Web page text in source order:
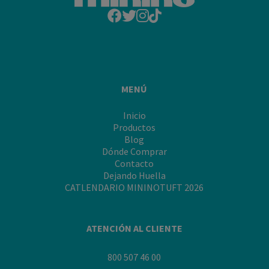
MENÚ
Inicio
Productos
Blog
Dónde Comprar
Contacto
Dejando Huella
CATLENDARIO MININOTUFT 2026
ATENCIÓN AL CLIENTE
800 507 46 00